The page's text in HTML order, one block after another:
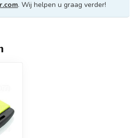
. Wij helpen u graag verder!